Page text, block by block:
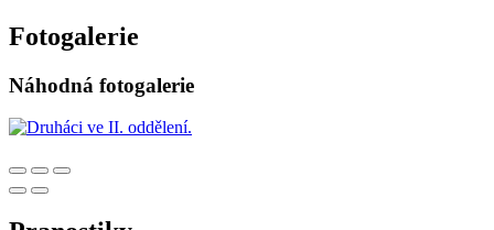
Fotogalerie
Náhodná fotogalerie